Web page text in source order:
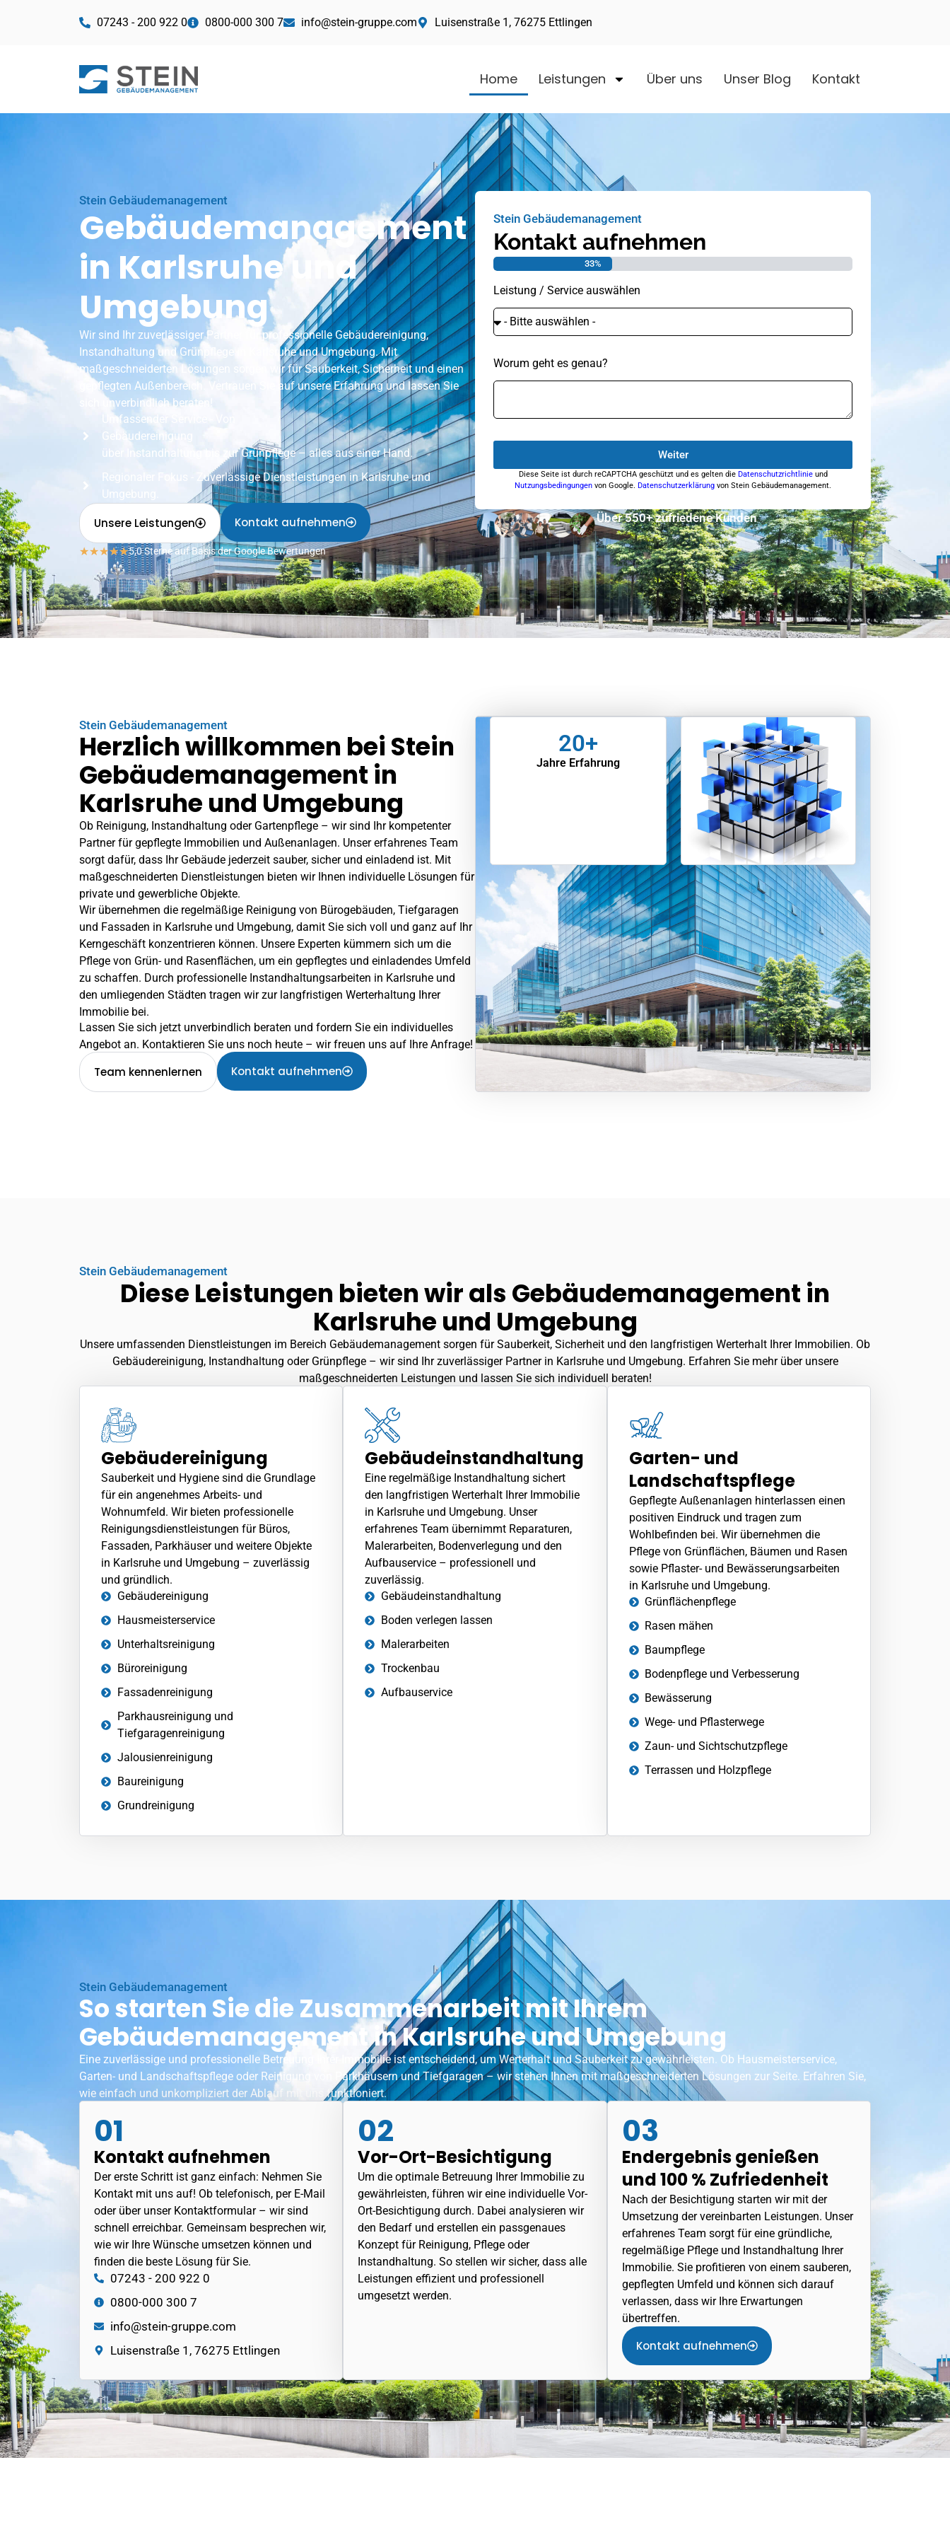
07243 - 200 922 0 0800-000 300 7 info@stein-gruppe.com Luisenstraße 1, 76275 Ettlingen
Home Leistungen Über uns Unser Blog Kontakt
Stein Gebäudemanagement
Gebäudemanagement
in Karlsruhe und
Umgebung
Wir sind Ihr zuverlässiger Partner für professionelleGebäudereinigung,
Instandhaltung und Grünpflege in Karlsruhe und Umgebung. Mit
maßgeschneiderten Lösungen sorgen wir für Sauberkeit, Sicherheit und einen
gepflegten Außenbereich. Vertrauen Sie auf unsere Erfahrung und lassen Sie
sich unverbindlich beraten!
Umfassender Service - Von
Gebäudereinigung
über Instandhaltung bis zur Grünpflege – alles aus einer Hand.
Regionaler Fokus - Zuverlässige Dienstleistungen in Karlsruhe und
Umgebung.
Unsere Leistungen Kontakt aufnehmen
★★★★★5,0 Sterne auf Basis der Google Bewertungen
Stein Gebäudemanagement
Kontakt aufnehmen
33%
Leistung / Service auswählen
Worum geht es genau?
Weiter
Diese Seite ist durch reCAPTCHA geschützt und es gelten die Datenschutzrichtlinieund
Nutzungsbedingungen von Google. Datenschutzerklärung von Stein Gebäudemanagement.
Über 550+ zufriedene Kunden
Stein Gebäudemanagement
Herzlich willkommen bei Stein
Gebäudemanagement in
Karlsruhe und Umgebung
Ob Reinigung, Instandhaltung oder Gartenpflege – wir sind Ihr kompetenter
Partner für gepflegte Immobilien und Außenanlagen. Unser erfahrenes Team
sorgt dafür, dass Ihr Gebäude jederzeit sauber, sicher und einladend ist. Mit
maßgeschneiderten Dienstleistungen bieten wir Ihnen individuelle Lösungen für
private und gewerbliche Objekte.
Wir übernehmen die regelmäßige Reinigung von Bürogebäuden, Tiefgaragen
und Fassaden in Karlsruhe und Umgebung, damit Sie sich voll und ganz auf Ihr
Kerngeschäft konzentrieren können. Unsere Experten kümmern sich um die
Pflege von Grün- und Rasenflächen, um ein gepflegtes und einladendes Umfeld
zu schaffen. Durch professionelle Instandhaltungsarbeiten in Karlsruhe und
den umliegenden Städten tragen wir zur langfristigen Werterhaltung Ihrer
Immobilie bei.
Lassen Sie sich jetzt unverbindlich beraten und fordern Sie ein individuelles
Angebot an. Kontaktieren Sie uns noch heute – wir freuen uns auf Ihre Anfrage!
Team kennenlernen Kontakt aufnehmen
20+
Jahre Erfahrung
Stein Gebäudemanagement
Diese Leistungen bieten wir als Gebäudemanagement in
Karlsruhe und Umgebung
Unsere umfassenden Dienstleistungen im Bereich Gebäudemanagement sorgen für Sauberkeit, Sicherheit und den langfristigen Werterhalt Ihrer Immobilien. Ob
Gebäudereinigung, Instandhaltung oder Grünpflege – wir sind Ihr zuverlässiger Partner in Karlsruhe und Umgebung. Erfahren Sie mehr über unsere
maßgeschneiderten Leistungen und lassen Sie sich individuell beraten!
Gebäudereinigung
Sauberkeit und Hygiene sind die Grundlage
für ein angenehmes Arbeits- und
Wohnumfeld. Wir bieten professionelle
Reinigungsdienstleistungen für Büros,
Fassaden, Parkhäuser und weitere Objekte
in Karlsruhe und Umgebung – zuverlässig
und gründlich.
Gebäudereinigung
Hausmeisterservice
Unterhaltsreinigung
Büroreinigung
Fassadenreinigung
Parkhausreinigung und
Tiefgaragenreinigung
Jalousienreinigung
Baureinigung
Grundreinigung
Gebäudeinstandhaltung
Eine regelmäßige Instandhaltung sichert
den langfristigen Werterhalt Ihrer Immobilie
in Karlsruhe und Umgebung. Unser
erfahrenes Team übernimmt Reparaturen,
Malerarbeiten, Bodenverlegung und den
Aufbauservice – professionell und
zuverlässig.
Gebäudeinstandhaltung
Boden verlegen lassen
Malerarbeiten
Trockenbau
Aufbauservice
Garten- und
Landschaftspflege
Gepflegte Außenanlagen hinterlassen einen
positiven Eindruck und tragen zum
Wohlbefinden bei. Wir übernehmen die
Pflege von Grünflächen, Bäumen und Rasen
sowie Pflaster- und Bewässerungsarbeiten
in Karlsruhe und Umgebung.
Grünflächenpflege
Rasen mähen
Baumpflege
Bodenpflege und Verbesserung
Bewässerung
Wege- und Pflasterwege
Zaun- und Sichtschutzpflege
Terrassen und Holzpflege
Stein Gebäudemanagement
So starten Sie die Zusammenarbeit mit Ihrem
Gebäudemanagement in Karlsruhe und Umgebung
Eine zuverlässige und professionelle Betreuung Ihrer Immobilie ist entscheidend, um Werterhalt und Sauberkeit zu gewährleisten. Ob Hausmeisterservice,
Garten- und Landschaftspflege oder Reinigung von Parkhäusern und Tiefgaragen – wir stehen Ihnen mit maßgeschneiderten Lösungen zur Seite. Erfahren Sie,
wie einfach und unkompliziert der Ablauf mit uns funktioniert.
01
Kontakt aufnehmen
Der erste Schritt ist ganz einfach: Nehmen Sie
Kontakt mit uns auf! Ob telefonisch, per E-Mail
oder über unser Kontaktformular – wir sind
schnell erreichbar. Gemeinsam besprechen wir,
wie wir Ihre Wünsche umsetzen können und
finden die beste Lösung für Sie.
07243 - 200 922 0
0800-000 300 7
info@stein-gruppe.com
Luisenstraße 1, 76275 Ettlingen
02
Vor-Ort-Besichtigung
Um die optimale Betreuung Ihrer Immobilie zu
gewährleisten, führen wir eine individuelle Vor-
Ort-Besichtigung durch. Dabei analysieren wir
den Bedarf und erstellen ein passgenaues
Konzept für Reinigung, Pflege oder
Instandhaltung. So stellen wir sicher, dass alle
Leistungen effizient und professionell
umgesetzt werden.
03
Endergebnis genießen
und 100 % Zufriedenheit
Nach der Besichtigung starten wir mit der
Umsetzung der vereinbarten Leistungen. Unser
erfahrenes Team sorgt für eine gründliche,
regelmäßige Pflege und Instandhaltung Ihrer
Immobilie. Sie profitieren von einem sauberen,
gepflegten Umfeld und können sich darauf
verlassen, dass wir Ihre Erwartungen
übertreffen.
Kontakt aufnehmen